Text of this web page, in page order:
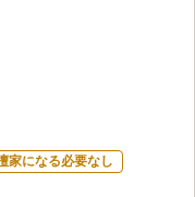
家になる必要なし